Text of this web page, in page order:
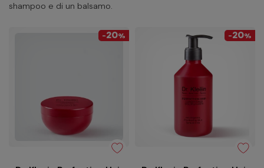
shampoo e di un balsamo.
-20% -20%